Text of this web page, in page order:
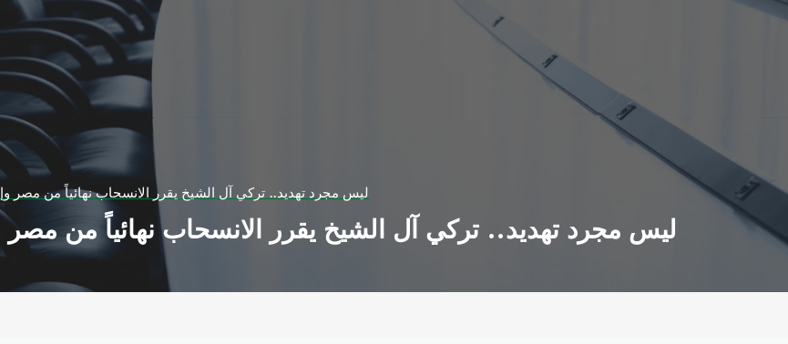
ليس مجرد تهديد.. تركي آل الشيخ يقرر الانسحاب نهائياً من مصر
ليس مجرد تهديد.. تركي آل الشيخ يقرر الانسحاب نهائياً من مصر